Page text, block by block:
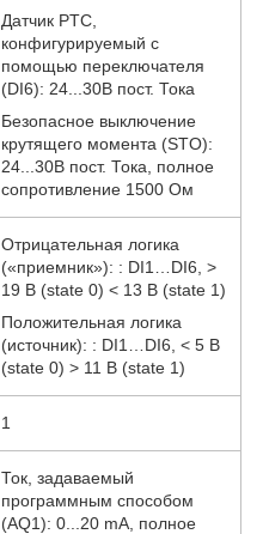
Датчик PTC,
конфигурируемый с
помощью переключателя
(DI6): 24...30В пост. Тока
Безопасное выключение
крутящего момента (STO):
24...30В пост. Тока, полное
сопротивление 1500 Ом
Отрицательная логика
(«приемник»): : DI1…DI6, >
19 В (state 0) < 13 В (state 1)
Положительная логика
(источник): : DI1…DI6, < 5 В
(state 0) > 11 В (state 1)
1
Ток, задаваемый
программным способом
(AQ1): 0...20 mA, полное